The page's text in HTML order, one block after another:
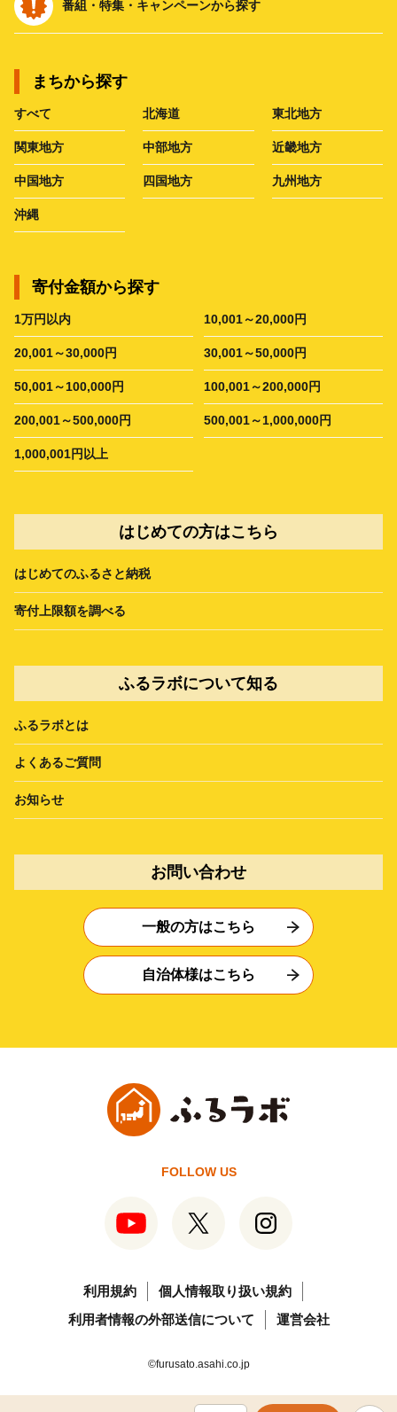
番組・特集・キャンペーンから探す
まちから探す
すべて 北海道 東北地方
関東地方 中部地方 近畿地方
中国地方 四国地方 九州地方
沖縄
寄付金額から探す
1万円以内 10,001～20,000円
20,001～30,000円 30,001～50,000円
50,001～100,000円 100,001～200,000円
200,001～500,000円 500,001～1,000,000円
1,000,001円以上
はじめての方はこちら
はじめてのふるさと納税
寄付上限額を調べる
ふるラボについて知る
ふるラボとは
よくあるご質問
お知らせ
お問い合わせ
一般の方はこちら
自治体様はこちら
FOLLOW US
利用規約
個人情報取り扱い規約
利用者情報の外部送信について
運営会社
©furusato.asahi.co.jp